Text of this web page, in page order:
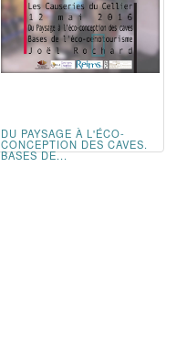
DU PAYSAGE À L'ÉCO-
CONCEPTION DES CAVES.
BASES DE...